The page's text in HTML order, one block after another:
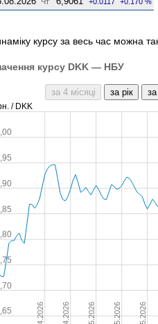
курсу за весь час можна
курсу DKK — НБУ